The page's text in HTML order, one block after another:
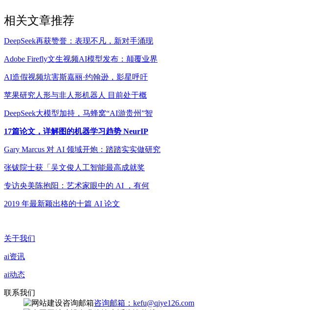
相关文章推荐
DeepSeek再获赞誉：表现不凡，新对手涌现
Adobe Firefly文生视频AI模型发布：颠覆业界
AI造假视频坑害斯嘉丽·约翰逊，影星呼吁
苹果研究人形与非人形机器人 目前处于概
DeepSeek大模型加持，马蜂窝“AI游贵州”智
17篇论文，详解图的机器学习趋势 NeurIP
Gary Marcus 对 AI 领域开炮：踏踏实实做研究
张钹院士获「吴文俊人工智能最高成就奖
专访央美陈抱阳：艺术家眼中的 AI ，有何
2019 年最新颖出格的十篇 AI 论文
关于我们
ai资讯
ai动态
联系我们
咨询邮箱：kefu@qiye126.com